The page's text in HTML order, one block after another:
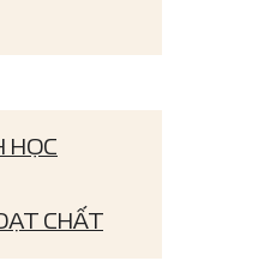
HỌC
CHẤT